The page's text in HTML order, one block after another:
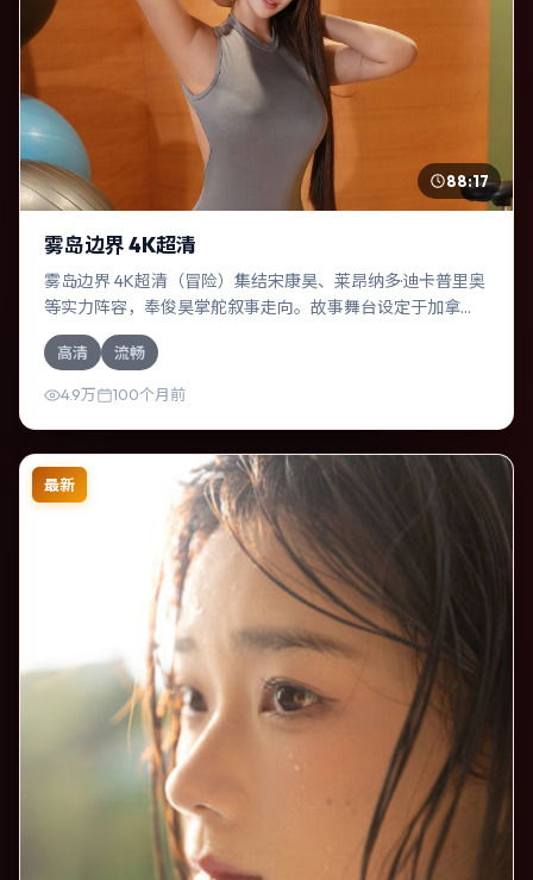
88:17
雾岛边界 4K超清
雾岛边界 4K超清（冒险）集结宋康昊、莱昂纳多·迪卡普里奥
等实力阵容，奉俊昊掌舵叙事走向。故事舞台设定于加拿
大，围绕一次意外选择展开连锁反应；配乐与色彩高度服务
于主题，结尾留白耐人寻味。
高清 流畅
4.9万 100个月前
最新